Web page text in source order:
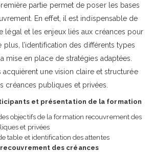
partie permet de poser les bases
En effet, il est indispensable de
légal et les enjeux liés aux créances pour
plus, l’identification des différents types
mise en place de stratégies adaptées.
acquièrent une vision claire et structurée
créances publiques et privées.
et présentation de la formation
objectifs de la formation recouvrement des
et privées
table et identification des attentes
des créances